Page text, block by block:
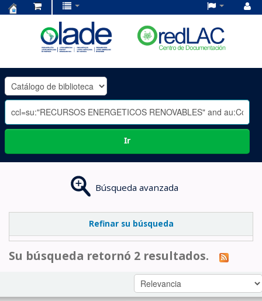
OLADE
-
Ir
Búsqueda avanzada
Refinar su búsqueda
Su búsqueda retornó 2 resultados.